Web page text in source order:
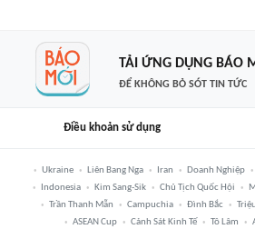
TẢI ỨNG DỤNG BÁO
ĐỂ KHÔNG BỎ SÓT TIN TỨC
Điều khoản sử dụng
Ukraine Liên Bang Nga Iran Doanh Nghiệp
Indonesia
Kim Sang-Sik Chủ Tịch Quốc Hội
Trần Thanh Mẫn
Campuchia Đình Bắc
ASEAN Cup
Cảnh Sát Kinh Tế Tô Lâm